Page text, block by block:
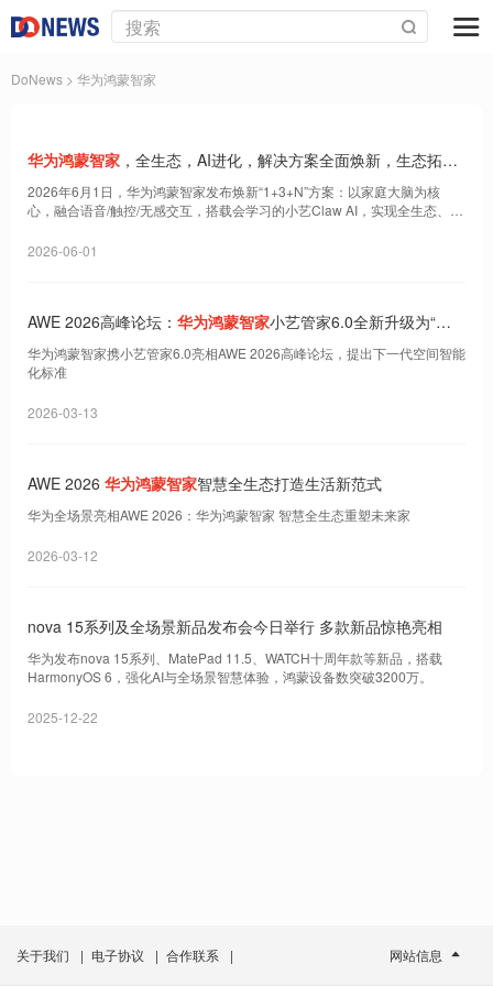
DoNews > 华为鸿蒙智家
华为鸿蒙智家 ，全生态，AI进化，解决方案全面焕新，生态拓展
全覆盖
2026年6月1日，华为鸿蒙智家发布焕新“1+3+N”方案：以家庭大脑为核
心，融合语音/触控/无感交互，搭载会学习的小艺Claw AI，实现全生态、主
2026-06-01
AWE 2026高峰论坛： 华为鸿蒙智家小艺管家6.0全新升级为“空
间智能体”
华为鸿蒙智家携小艺管家6.0亮相AWE 2026高峰论坛，提出下一代空间智能
化标准
2026-03-13
AWE 2026 华为鸿蒙智家智慧全生态打造生活新范式
华为全场景亮相AWE 2026：华为鸿蒙智家 智慧全生态重塑未来家
2026-03-12
nova 15系列及全场景新品发布会今日举行 多款新品惊艳亮相
华为发布nova 15系列、MatePad 11.5、WATCH十周年款等新品，搭载
HarmonyOS 6，强化AI与全场景智慧体验，鸿蒙设备数突破3200万。
2025-12-22
关于我们 | 电子协议 | 合作联系 | 网站信息